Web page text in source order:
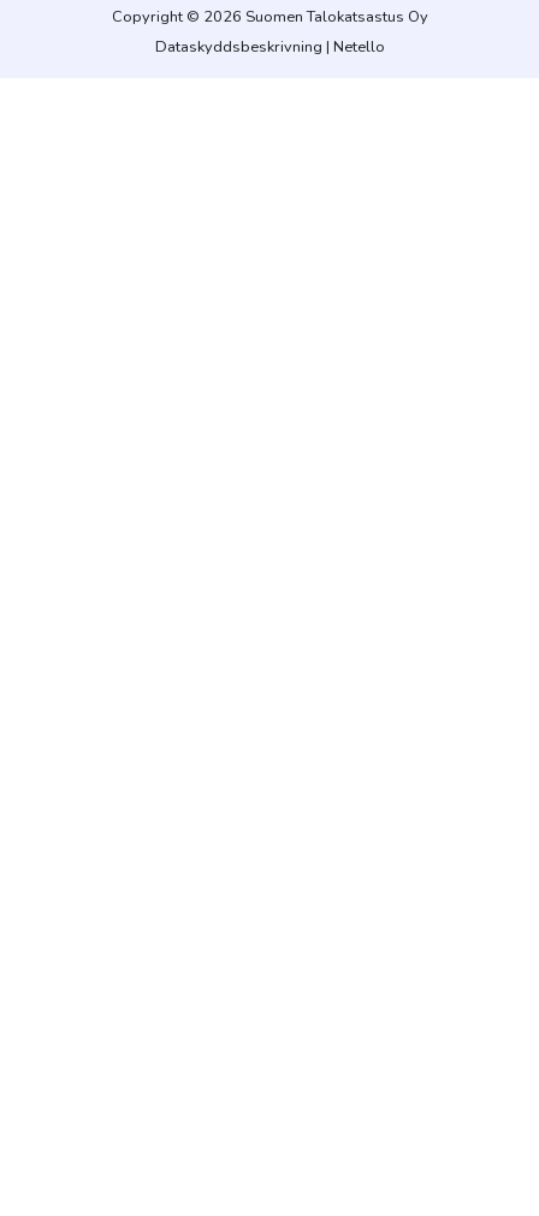
Copyright © 2026 Suomen Talokatsastus Oy
Dataskyddsbeskrivning | Netello